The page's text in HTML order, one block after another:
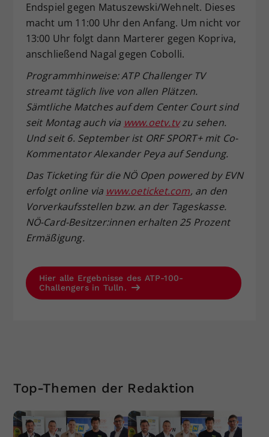
Endspiel gegen Matuszewski/Wehnelt. Dieses
macht um 11:00 Uhr den Anfang. Um nicht vor
13:00 Uhr folgt dann Marterer gegen Kopriva,
anschließend Nagal gegen Cobolli.
Programmhinweise: ATP Challenger TV
streamt täglich live von allen Plätzen.
Sämtliche Matches auf dem Center Court sind
seit Montag auch via www.oetv.tvzu sehen.
Und seit 6. September ist ORF SPORT+ mit Co-
Kommentator Alexander Peya auf Sendung.
Das Ticketing für die NÖ Open powered by EVN
erfolgt online via www.oeticket.com, an den
Vorverkaufsstellen bzw. an der Tageskasse.
NÖ-Card-Besitzer:innen erhalten 25 Prozent
Ermäßigung.
Hier alle Ergebnisse des ATP-100-
Challengers in Tulln.
Top-Themen der Redaktion